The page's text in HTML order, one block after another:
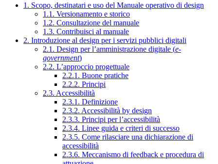
1. Scopo, destinatari e uso del Manuale operativo di design
1.1. Versionamento e storico
1.2. Consultazione del manuale
1.3. Contribuisci al manuale
2. Introduzione al design per i servizi pubblici digitali
2.1. Design per l’amministrazione digitale (e-
government)
2.2. L’approccio progettuale
2.2.1. Buone pratiche
2.2.2. Principi
2.3. Accessibilità
2.3.1. Definizione
2.3.2. Accessibilità by design
2.3.3. Principi per l’accessibilità
2.3.4. Linee guida e criteri di successo
2.3.5. Come rilasciare una dichiarazione di
accessibilità
2.3.6. Meccanismo di feedback e procedura di